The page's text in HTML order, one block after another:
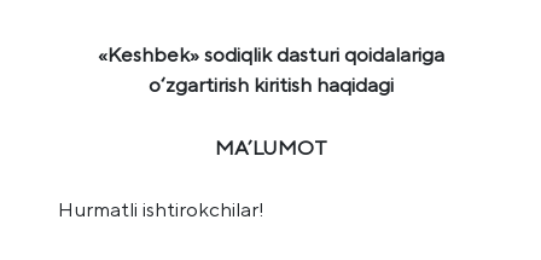
«Keshbek» sodiqlik dasturi qoidalariga
o‘zgartirish kiritish haqidagi
MA’LUMOT
Hurmatli ishtirokchilar!